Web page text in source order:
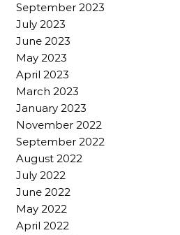
September 2023
July 2023
June 2023
May 2023
April 2023
March 2023
January 2023
November 2022
September 2022
August 2022
July 2022
June 2022
May 2022
April 2022